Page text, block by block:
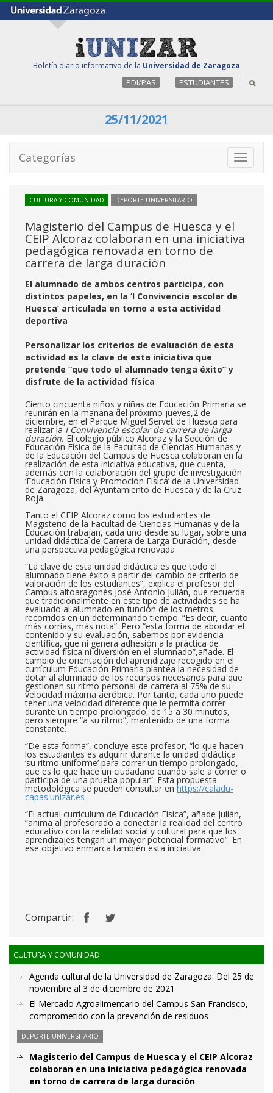
Boletín diario informativo de la Universidad de Zaragoza
PDI/PAS ESTUDIANTES
25/11/2021
Toggle
Categorías
CULTURA Y COMUNIDAD DEPORTE UNIVERSITARIO
Magisterio del Campus de Huesca y el
CEIP Alcoraz colaboran en una iniciativa
pedagógica renovada en torno de
carrera de larga duración
El alumnado de ambos centros participa, con
distintos papeles, en la ‘I Convivencia escolar de
Huesca’ articulada en torno a esta actividad
deportiva
Personalizar los criterios de evaluación de esta
actividad es la clave de esta iniciativa que
pretende “que todo el alumnado tenga éxito” y
disfrute de la actividad física
Ciento cincuenta niños y niñas de Educación Primaria se
reunirán en la mañana del próximo jueves,2 de
diciembre, en el Parque Miguel Servet de Huesca para
realizar laI Convivencia escolar de carrera de larga
duración. El colegio público Alcoraz y la Sección de
Educación Física de la Facultad de Ciencias Humanas y
de la Educación del Campus de Huesca colaboran en la
realización de esta iniciativa educativa, que cuenta,
además con la colaboración del grupo de investigación
‘Educación Física y Promoción Física’ de la Universidad
de Zaragoza, del Ayuntamiento de Huesca y de la Cruz
Roja.
Tanto el CEIP Alcoraz como los estudiantes de
Magisterio de la Facultad de Ciencias Humanas y de la
Educación trabajan, cada uno desde su lugar, sobre una
unidad didáctica de Carrera de Larga Duración, desde
una perspectiva pedagógica renovada
“La clave de esta unidad didáctica es que todo el
alumnado tiene éxito a partir del cambio de criterio de
valoración de los estudiantes”, explica el profesor del
Campus altoaragonés José Antonio Julián, que recuerda
que tradicionalmente en este tipo de actividades se ha
evaluado al alumnado en función de los metros
recorridos en un determinando tiempo. “Es decir, cuanto
más corrías, más nota”. Pero “esta forma de abordar el
contenido y su evaluación, sabemos por evidencia
científica, que ni genera adhesión a la práctica de
actividad física ni diversión en el alumnado”,añade. El
cambio de orientación del aprendizaje recogido en el
currículum Educación Primaria plantea la necesidad de
dotar al alumnado de los recursos necesarios para que
gestionen su ritmo personal de carrera al 75% de su
velocidad máxima aeróbica. Por tanto, cada uno puede
tener una velocidad diferente que le permita correr
durante un tiempo prolongado, de 15 a 30 minutos,
pero siempre “a su ritmo”, mantenido de una forma
constante.
“De esta forma”, concluye este profesor, “lo que hacen
los estudiantes es adquirir durante la unidad didáctica
‘su ritmo uniforme’ para correr un tiempo prolongado,
que es lo que hace un ciudadano cuando sale a correr o
participa de una prueba popular”. Esta propuesta
metodológica se pueden consultar en https://caladu-
capas.unizar.es
“El actual currículum de Educación Física”, añade Julián,
“anima al profesorado a conectar la realidad del centro
educativo con la realidad social y cultural para que los
aprendizajes tengan un mayor potencial formativo”. En
ese objetivo enmarca también esta iniciativa.
Compartir:
CULTURA Y COMUNIDAD
Agenda cultural de la Universidad de Zaragoza. Del 25 de
noviembre al 3 de diciembre de 2021
El Mercado Agroalimentario del Campus San Francisco,
comprometido con la prevención de residuos
DEPORTE UNIVERSITARIO
Magisterio del Campus de Huesca y el CEIP Alcoraz
colaboran en una iniciativa pedagógica renovada
en torno de carrera de larga duración